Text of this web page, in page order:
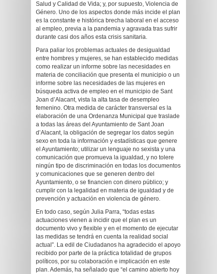
Salud y Calidad de Vida; y, por supuesto, Violencia de
Género. Uno de los aspectos donde más incide el plan
es la constante e histórica brecha laboral en el acceso
al empleo, previa a la pandemia y agravada tras sufrir
durante casi dos años esta crisis sanitaria.
Para paliar los problemas actuales de desigualdad
entre hombres y mujeres, se han establecido medidas
como realizar un informe sobre las necesidades en
materia de conciliación que presenta el municipio o un
informe sobre las necesidades de las mujeres en
búsqueda activa de empleo en el municipio de Sant
Joan d’Alacant, vista la alta tasa de desempleo
femenino. Otra medida de carácter transversal es la
elaboración de una Ordenanza Municipal que traslade
a todas las áreas del Ayuntamiento de Sant Joan
d’Alacant, la obligación de segregar los datos según
sexo en toda la información y estadísticas que genere
el Ayuntamiento; utilizar un lenguaje no sexista y una
comunicación que promueva la igualdad, y no tolere
ningún tipo de discriminación en todas los documentos
y comunicaciones que se generen dentro del
Ayuntamiento, o se financien con dinero público; y
cumplir con la legalidad en materia de igualdad y de
prevención y actuación en violencia de género.
En todo caso, según Julia Parra, “todas estas
actuaciones vienen a incidir que el plan es un
documento vivo y flexible y en el momento de ejecutar
las medidas se tendrá en cuenta la realidad social
actual”. La edil de Ciudadanos ha agradecido el apoyo
recibido por parte de la práctica totalidad de grupos
políticos, por su colaboración e implicación en este
plan. Además, ha señalado que “el camino abierto hoy